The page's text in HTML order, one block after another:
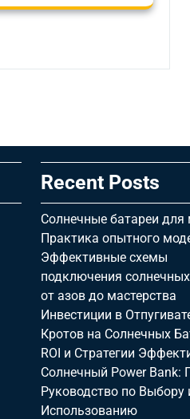
Recent Posts
Солнечные батареи для
Практика опытного
Эффективные схемы
подключения
от азов до мастерства
Инвестиции в
Кротов на Солнечных
ROI и Стратегии
Солнечный Power Bank:
Руководство по Выбору
Использованию